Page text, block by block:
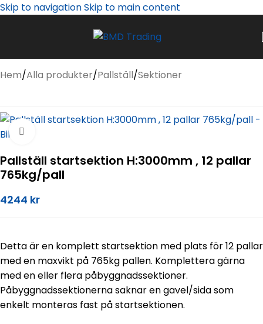
Skip to navigationSkip to main content
Hem/Alla produkter/Pallställ/Sektioner
Pallställ startsektion H:3000mm , 12 pallar
765kg/pall
4244 kr
Detta är en komplett startsektion med plats för 12 pallar
med en maxvikt på 765kg pallen. Komplettera gärna
med en eller flera påbyggnadssektioner.
Påbyggnadssektionerna saknar en gavel/sida som
enkelt monteras fast på startsektionen.